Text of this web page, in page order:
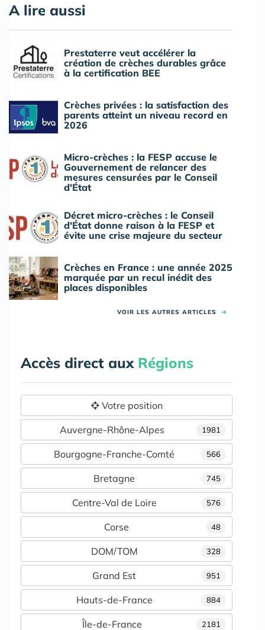
A lire aussi
Prestaterre veut accélérer la
création de crèches durables grâce
à la certification BEE
Crèches privées : la satisfaction des
parents atteint un niveau record en
2026
Micro-crèches : la FESP accuse le
Gouvernement de relancer des
mesures censurées par le Conseil
d'État
Décret micro-crèches : le Conseil
d'État donne raison à la FESP et
évite une crise majeure du secteur
Crèches en France : une année 2025
marquée par un recul inédit des
places disponibles
VOIR LES AUTRES ARTICLES ➜
Accès direct aux Régions
Votre position
1981
Auvergne-Rhône-Alpes
566
Bourgogne-Franche-Comté
745
Bretagne
576
Centre-Val de Loire
48
Corse
328
DOM/TOM
951
Grand Est
884
Hauts-de-France
2181
Île-de-France